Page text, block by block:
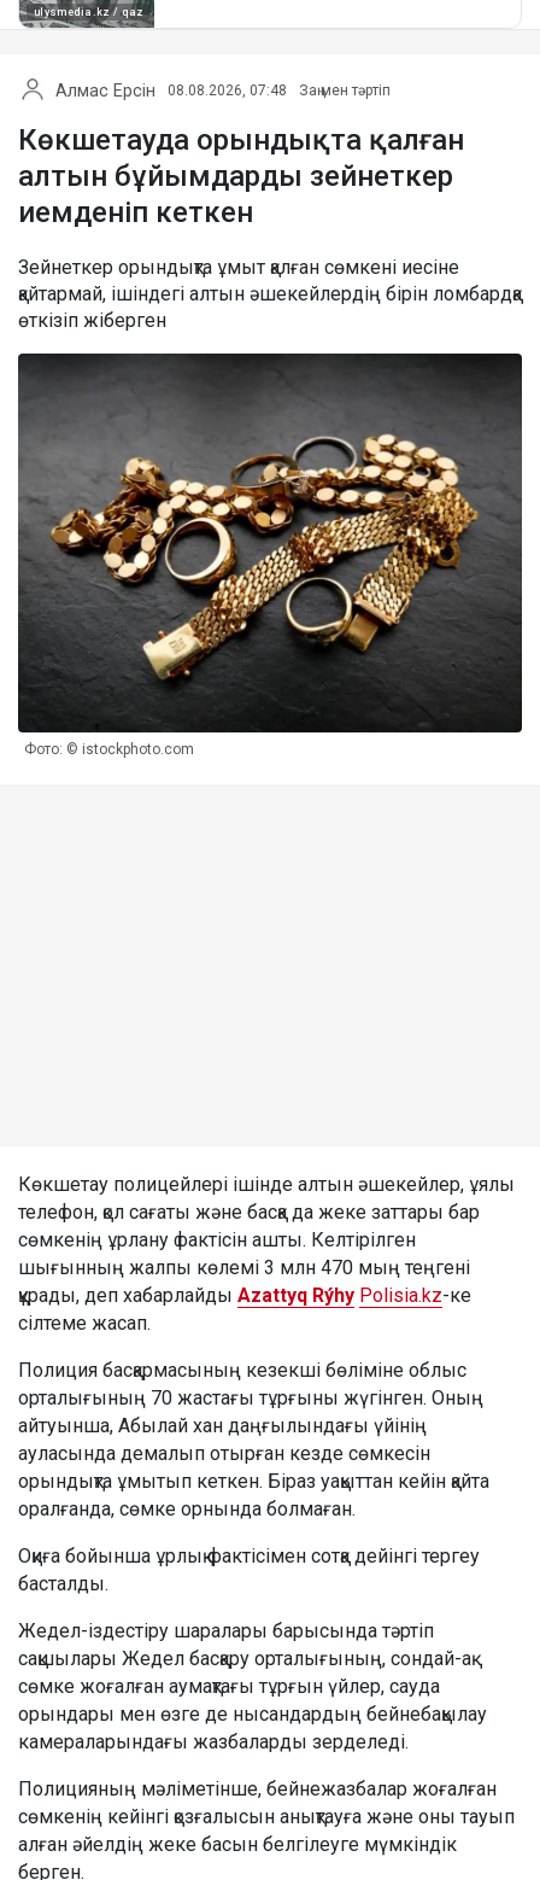
Алмас Ерсін 08.08.2026, 07:48 Заң мен тәртіп
Көкшетауда орындықта қалған
алтын бұйымдарды зейнеткер
иемденіп кеткен
Зейнеткер орындықта ұмыт қалған сөмкені иесіне
қайтармай, ішіндегі алтын әшекейлердің бірін ломбардқа
өткізіп жіберген
Фото: © istockphoto.com
Көкшетау полицейлері ішінде алтын әшекейлер, ұялы
телефон, қол сағаты және басқа да жеке заттары бар
сөмкенің ұрлану фактісін ашты. Келтірілген
шығынның жалпы көлемі 3 млн 470 мың теңгені
құрады, деп хабарлайды Azattyq Rýhy Polisia.kz-ке
сілтеме жасап.
Полиция басқармасының кезекші бөліміне облыс
орталығының 70 жастағы тұрғыны жүгінген. Оның
айтуынша, Абылай хан даңғылындағы үйінің
ауласында демалып отырған кезде сөмкесін
орындықта ұмытып кеткен. Біраз уақыттан кейін қайта
оралғанда, сөмке орнында болмаған.
Оқиға бойынша ұрлық фактісімен сотқа дейінгі тергеу
басталды.
Жедел-іздестіру шаралары барысында тәртіп
сақшылары Жедел басқару орталығының, сондай-ақ
сөмке жоғалған аумақтағы тұрғын үйлер, сауда
орындары мен өзге де нысандардың бейнебақылау
камераларындағы жазбаларды зерделеді.
Полицияның мәліметінше, бейнежазбалар жоғалған
сөмкенің кейінгі қозғалысын анықтауға және оны тауып
алған әйелдің жеке басын белгілеуге мүмкіндік
берген.